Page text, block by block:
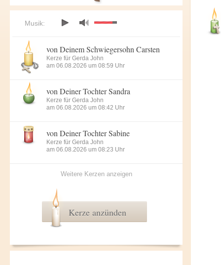
Musik:
von Deinem Schwiegersohn Carsten
Kerze für Gerda John
am 06.08.2026 um 08:59 Uhr
von Deiner Tochter Sandra
Kerze für Gerda John
am 06.08.2026 um 08:42 Uhr
von Deiner Tochter Sabine
Kerze für Gerda John
am 06.08.2026 um 08:23 Uhr
Weitere Kerzen anzeigen
Kerze anzünden